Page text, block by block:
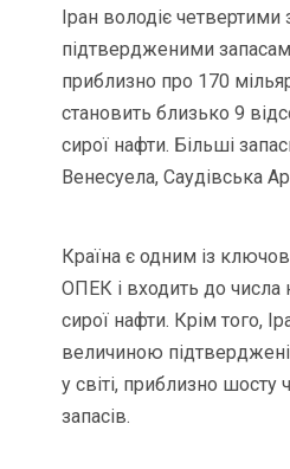
Іран володіє
підтвердженими
приблизно про 170
становить близько 9
сирої нафти. Більші
Венесуела, Саудівська
Країна є одним із
ОПЕК і входить до числа
сирої нафти. Крім того,
величиною
у світі, приблизно шосту
запасів.